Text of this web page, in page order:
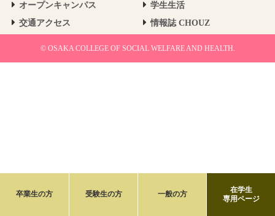
オープンキャンパス
学生生活
交通アクセス
情報誌 CHOUZ
© OSAKA COLLEGE OF SOCIAL WELFARE AND HEALTH.
卒業生の方 受験生の方 一般の方
在学生
専用ページ